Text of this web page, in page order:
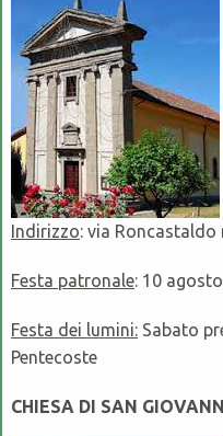
Indirizzo: via Roncastaldo
Festa patronale: 10 agosto
Festa dei lumini: Sabato
Pentecoste
CHIESA DI SAN